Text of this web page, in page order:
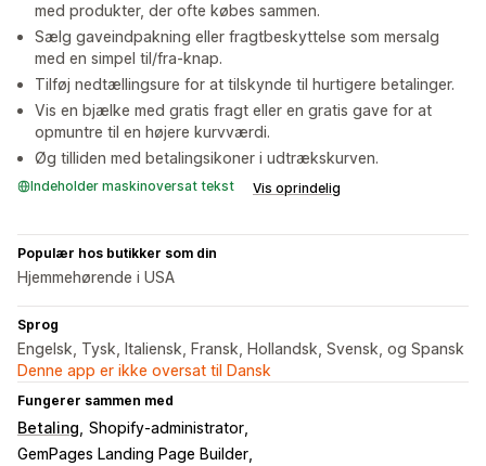
med produkter, der ofte købes sammen.
Sælg gaveindpakning eller fragtbeskyttelse som mersalg
med en simpel til/fra-knap.
Tilføj nedtællingsure for at tilskynde til hurtigere betalinger.
Vis en bjælke med gratis fragt eller en gratis gave for at
opmuntre til en højere kurvværdi.
Øg tilliden med betalingsikoner i udtrækskurven.
Indeholder maskinoversat tekst Vis oprindelig
Populær hos butikker som din
Hjemmehørende i USA
Sprog
Engelsk, Tysk, Italiensk, Fransk, Hollandsk, Svensk, og Spansk
Denne app er ikke oversat til Dansk
Fungerer sammen med
Betaling Shopify-administrator
GemPages Landing Page Builder